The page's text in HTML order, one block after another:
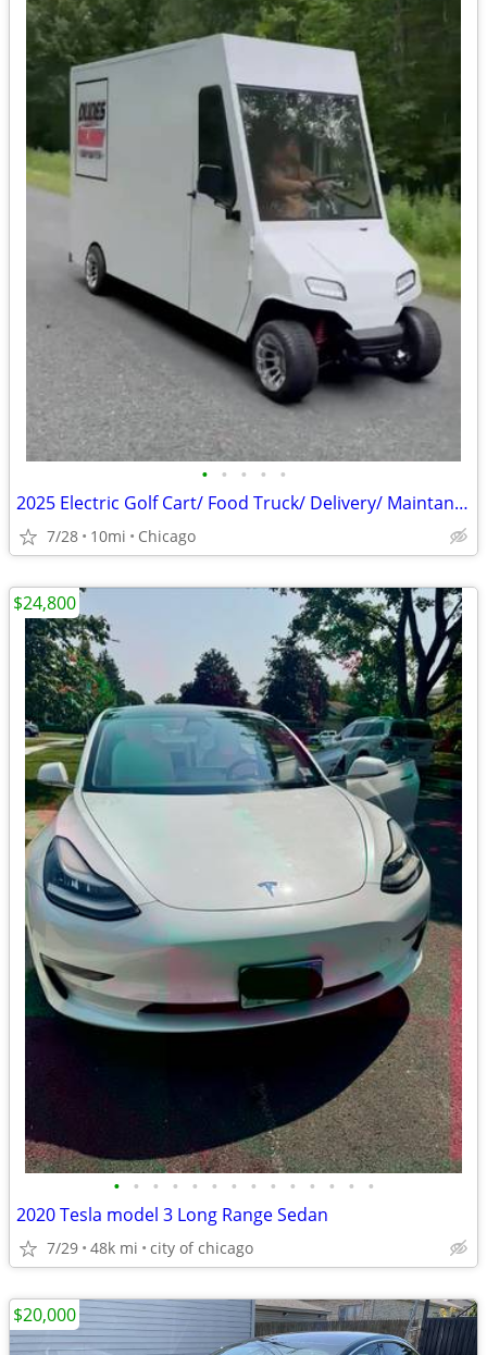
• • • • •
2025 Electric Golf Cart/ Food Truck/ Delivery/ Maintanence
7/28 10mi Chicago
• • • • • • • • • • • • • •
2020 Tesla model 3 Long Range Sedan
7/29 48k mi city of chicago
$24,800
$20,000